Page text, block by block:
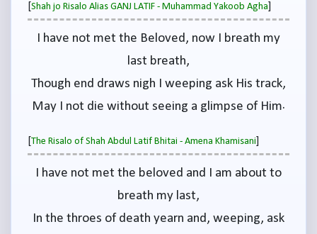
[Shah jo Risalo Alias GANJ LATIF - Muhammad Yakoob Agha
I have not met the Beloved, now I breath my
last breath,
Though end draws nigh I weeping ask His track,
May I not die without seeing a glimpse of Him.
[The Risalo of Shah Abdul Latif Bhitai - Amena Khamisani
I have not met the beloved and I am about to
breath my last,
In the throes of death yearn and, weeping, ask